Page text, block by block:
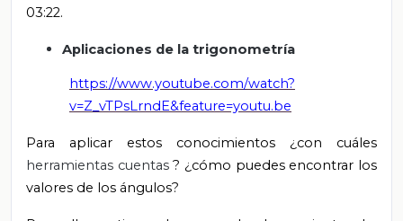
03:22.
Aplicaciones de la trigonometría
https://www.youtube.com/watch?
v=Z_vTPsLrndE&feature=youtu.be
Para aplicar estos conocimientos ¿con cuáles
herramientas cuentas? ¿cómo puedes encontrar los
valores de los ángulos?